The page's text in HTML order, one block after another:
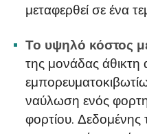
μεταφερθεί σε ένα
Το υψηλό κόστος
της μονάδας άθικτη
ναύλωση ενός
φορτίου. Δεδομένης